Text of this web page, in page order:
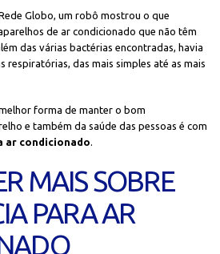
Globo, um robô mostrou o que
de ar condicionado que não têm
das várias bactérias encontradas, havia
respiratórias, das mais simples até as mais
forma de manter o bom
e também da saúde das pessoas é com
ar condicionado.
MAIS SOBRE
PARA AR